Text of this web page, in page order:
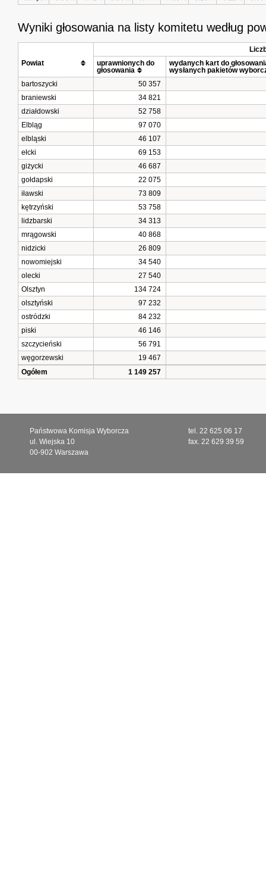
Wyniki głosowania na listy komitetu według
uprawnionych do
głosowania
wydanych kart do
wysłanych pakietów
bartoszycki
50 357
braniewski
34 821
działdowski
52 758
Elbląg
97 070
elbląski
46 107
ełcki
69 153
giżycki
46 687
gołdapski
22 075
iławski
73 809
kętrzyński
53 758
lidzbarski
34 313
mrągowski
40 868
nidzicki
26 809
nowomiejski
34 540
olecki
27 540
Olsztyn
134 724
olsztyński
97 232
ostródzki
84 232
piski
46 146
szczycieński
56 791
węgorzewski
19 467
Ogółem
1 149 257
Państwowa Komisja Wyborcza
ul. Wiejska 10
00-902 Warszawa
tel. 22 625 06 17
fax. 22 629 39 59